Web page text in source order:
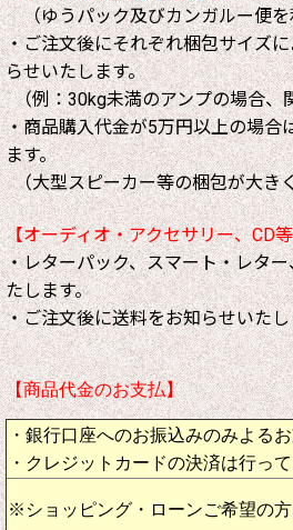
（ゆうパック及びカンガルー便を
・ご注文後にそれぞれ梱包サイズ
らせいたします。
（例：30kg未満のアンプの場合、
・商品購入代金が5万円以上の場合
ます。
（大型スピーカー等の梱包が大き
【オーディオ・アクセサリー、CD
・レターパック、スマート・レタ
たします。
・ご注文後に送料をお知らせいたし
【商品代金のお支払】
・銀行口座へのお振込みのみよる
・クレジットカードの決済は行って
※ショッピング・ローンご希望の